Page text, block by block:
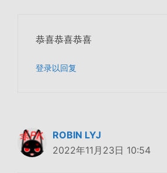
恭喜恭喜恭喜
登录以回复
ROBIN LYJ
2022年11月23日 10:54